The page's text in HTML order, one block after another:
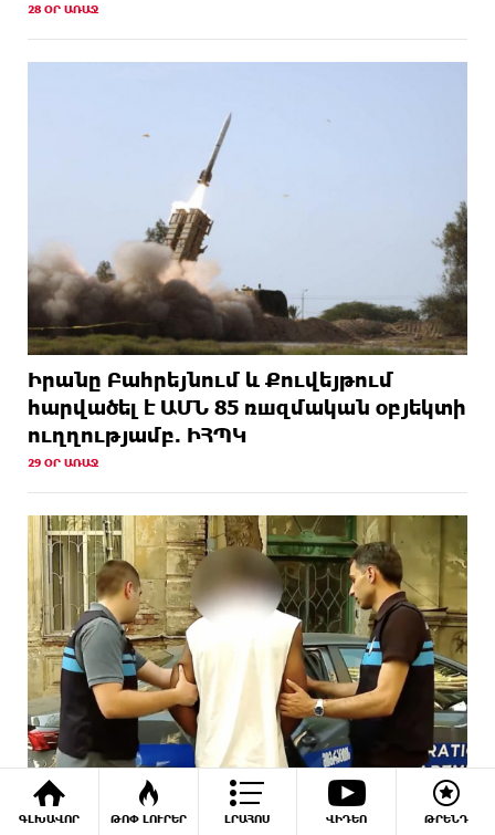
ԳԼԽԱՎՈՐ ԹՈՓ ԼՈՒՐԵՐ ԼՐԱՀՈՍ ՎԻԴԵՈ ԹՐԵՆԴ
28 ՕՐ ԱՌԱՋ
Իրանը Բահրեյնում և Քուվեյթում
hարվածել է ԱՄՆ 85 ռшզմական օբյեկտի
ուղղությամբ. ԻՀՊԿ
29 ՕՐ ԱՌԱՋ